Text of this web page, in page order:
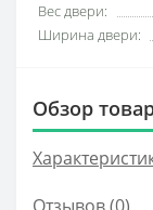
Вес двери:
Ширина двери:
Обзор